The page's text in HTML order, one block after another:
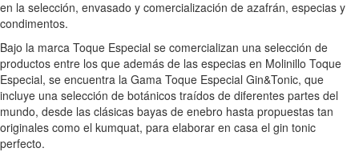
en la selección, envasado y comercialización de azafrán, especias y
condimentos.
Bajo la marca Toque Especial se comercializan una selección de
productos entre los que además de las especias en Molinillo Toque
Especial, se encuentra la Gama Toque Especial Gin&Tonic, que
incluye una selección de botánicos traídos de diferentes partes del
mundo, desde las clásicas bayas de enebro hasta propuestas tan
originales como el kumquat, para elaborar en casa el gin tonic
perfecto.